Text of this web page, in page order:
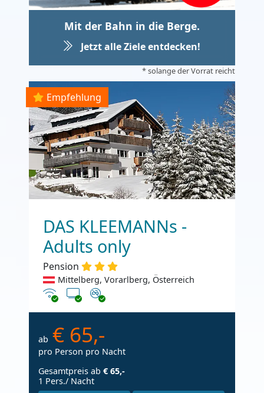
Mit der Bahn in die Berge.
Jetzt alle Ziele entdecken!
* solange der Vorrat reicht
Empfehlung
DAS KLEEMANNs -
Adults only
Pension
Mittelberg, Vorarlberg, Österreich
Internet
TV Nichtraucher
ab € 65,-
pro Person pro Nacht
Gesamtpreis ab € 65,-
1 Pers./ Nacht